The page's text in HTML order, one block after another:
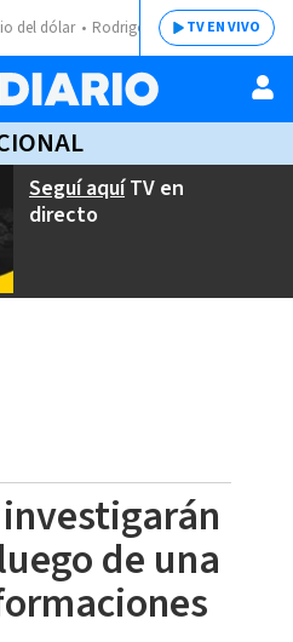
del dólar Rodrigo ChavesTV EN VIVO
Seguí aquíTV en
directo
de una